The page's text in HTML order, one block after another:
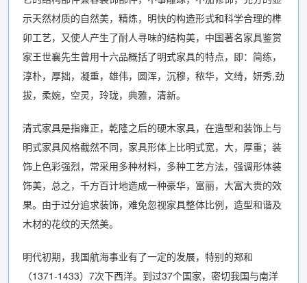
示天然材质的自然美，精炼，明快的构造形式和科学合理的榫
卯工艺，又使人产生了耐人寻味的结构美，中国著名家具鉴赏
家王世襄先生曾用十六品概括了明式家具的特点，即：简练，
淳朴，厚拙，凝重，雄伟，圆浑，沉穆，秾华，文绮，妍秀,劲
拔，柔婉，空灵，玲珑，典雅，清新。
清式家具是指雍正，乾隆之后的硬木家具，在造型和装饰上与
明式家具风格截然不同，家具形体上比明式宽，大，厚重；装
饰上色彩强烈，常采用多种材料，多种工艺方法，强调形体装
饰美，总之，千方百计地造成一种豪华，富丽，大富大贵的效
果。由于过分追求装饰，难免忽视家具整体比例，造型和谐及
木材的花纹的天然美。
明代初期，我国航海事业有了一定的发展，特别的郑和
（1371-1433）7次下西洋。到过37个国家，密切我国与南洋